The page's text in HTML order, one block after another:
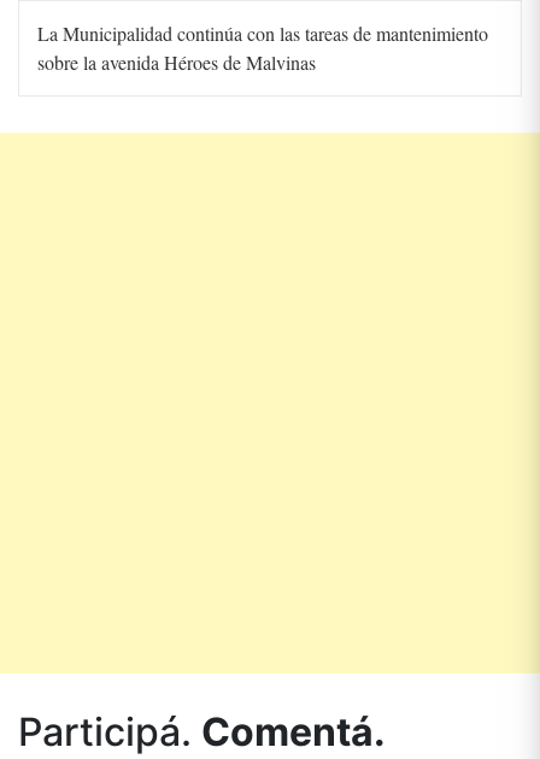
La Municipalidad continúa con las tareas de mantenimiento
sobre la avenida Héroes de Malvinas
Participá. Comentá.